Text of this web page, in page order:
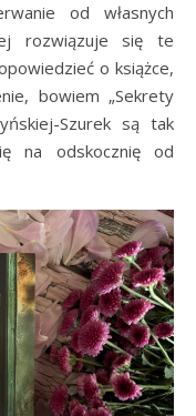
od własnych
rozwiązuje się te
o książce,
bowiem „Sekrety
Szurek są tak
na odskocznię od